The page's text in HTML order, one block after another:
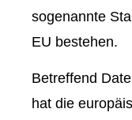
sogenannte
EU bestehen.
Betreffend
hat die